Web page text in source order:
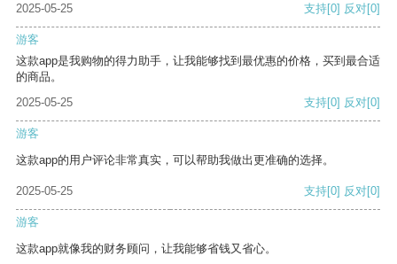
2025-05-25 支持[0] 反对[0]
游客
这款app是我购物的得力助手，让我能够找到最优惠的价格，买到最合适
的商品。
2025-05-25
支持[0] 反对[0]
游客
这款app的用户评论非常真实，可以帮助我做出更准确的选择。
2025-05-25 支持[0] 反对[0]
游客
这款app就像我的财务顾问，让我能够省钱又省心。